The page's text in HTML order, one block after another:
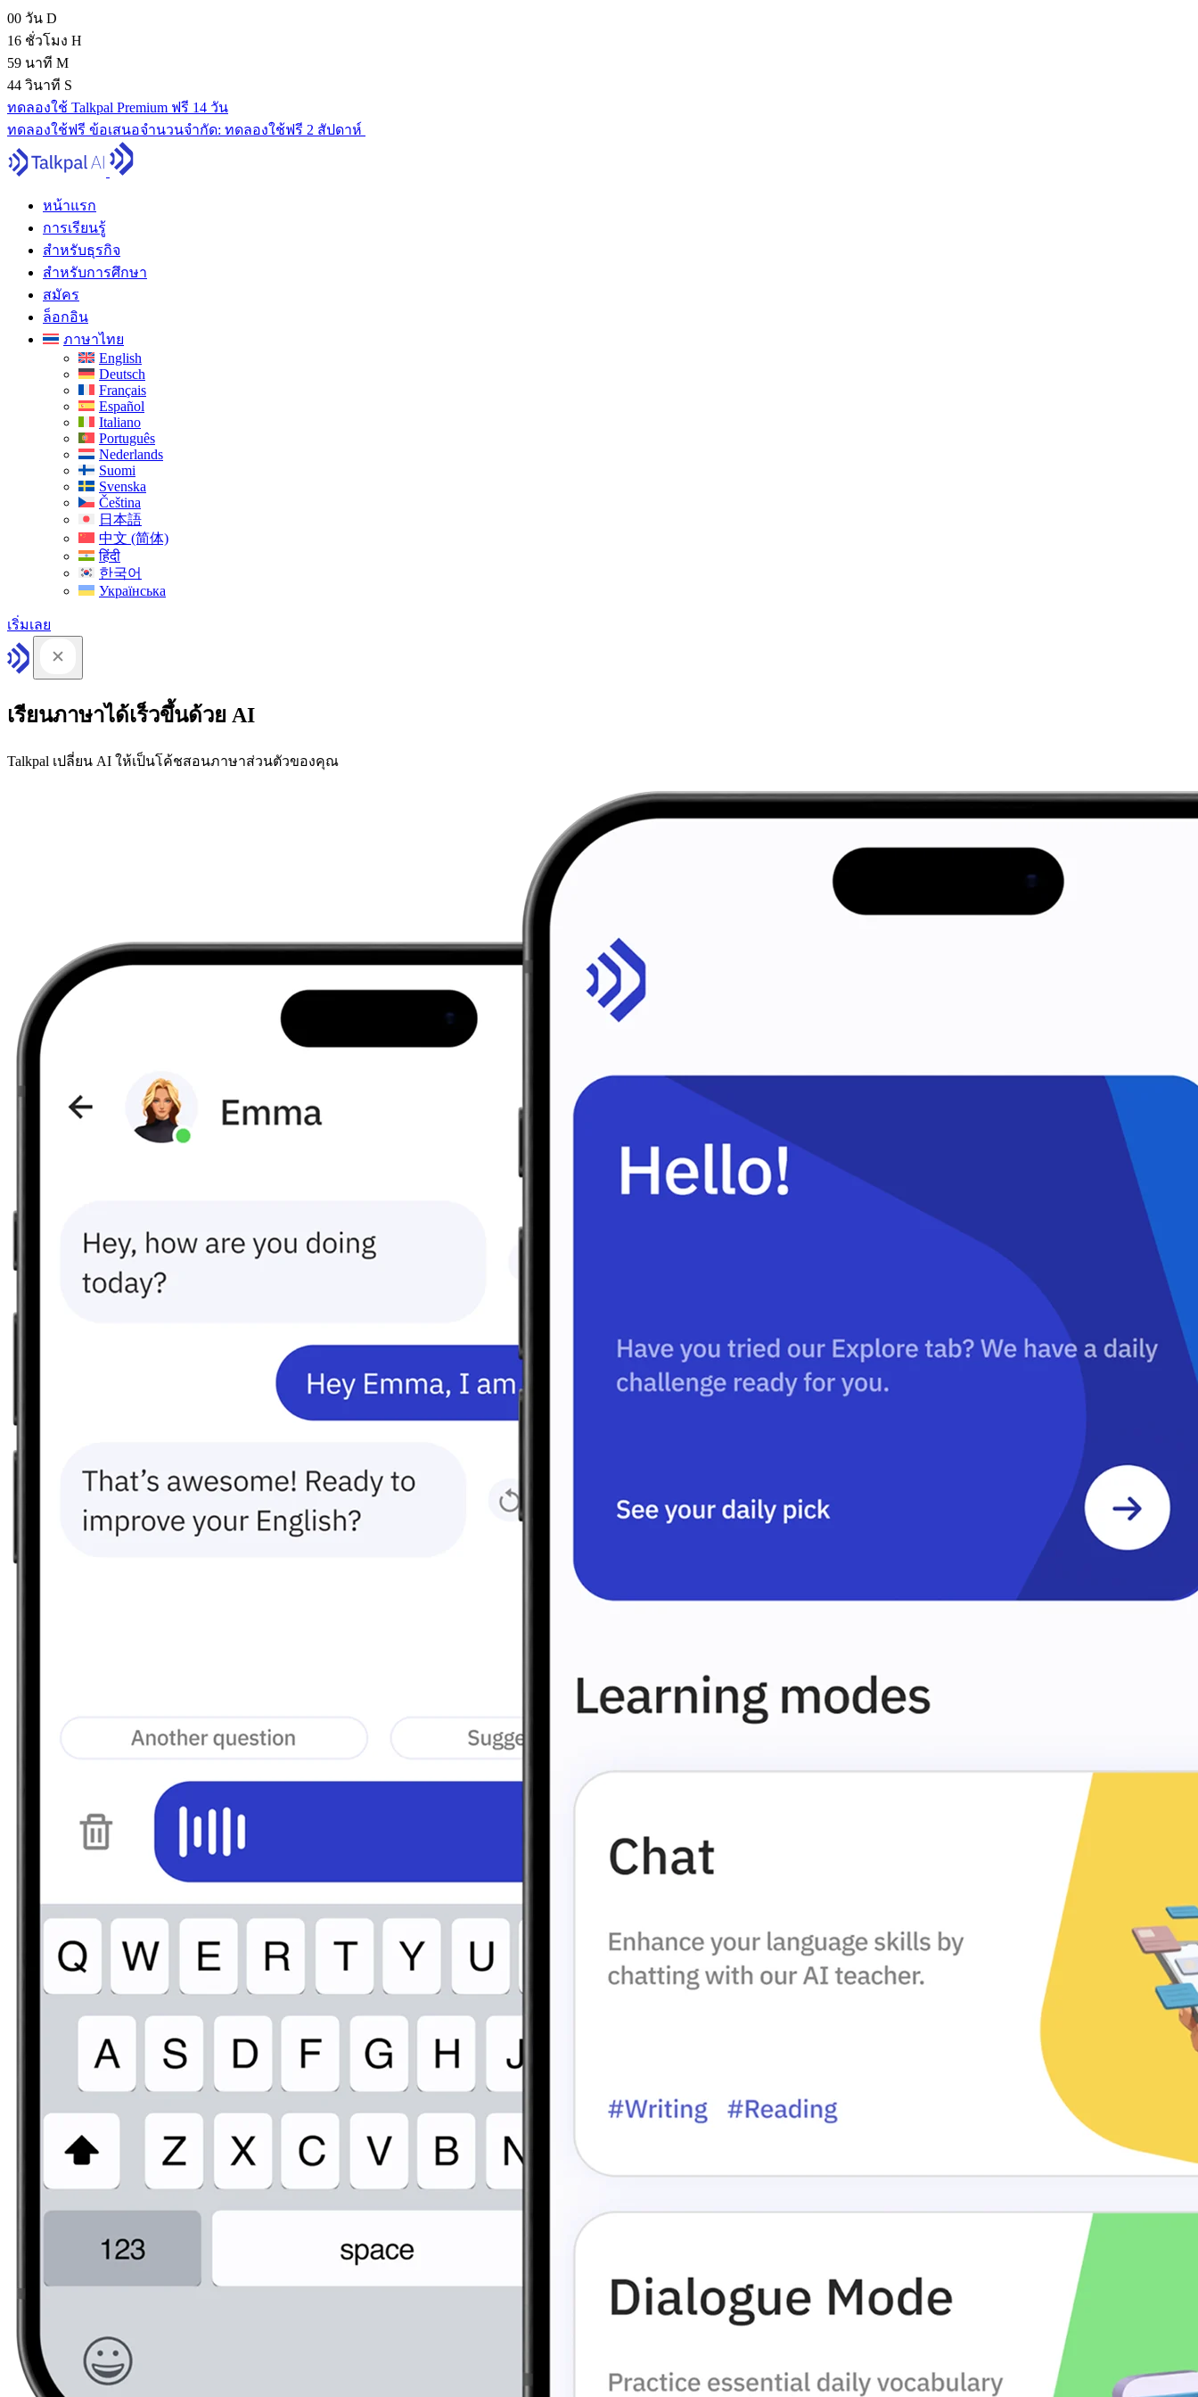
00 วัน D
16 ชั่วโมง H
59 นาที M
43 วินาที S
ทดลองใช้ Talkpal Premium ฟรี 14 วัน
ทดลองใช้ฟรี ข้อเสนอจํานวนจํากัด: ทดลองใช้ฟรี 2 สัปดาห์
หน้าแรก
การเรียนรู้
สำหรับธุรกิจ
สำหรับการศึกษา
สมัคร
ล็อกอิน
ภาษาไทย
English
Deutsch
Français
Español
Italiano
Português
Nederlands
Suomi
Svenska
Čeština
日本語
中文 (简体)
हिंदी
한국어
Українська
เริ่มเลย
เรียนภาษาได้เร็วขึ้นด้วย AI
Talkpal เปลี่ยน AI ให้เป็นโค้ชสอนภาษาส่วนตัวของคุณ